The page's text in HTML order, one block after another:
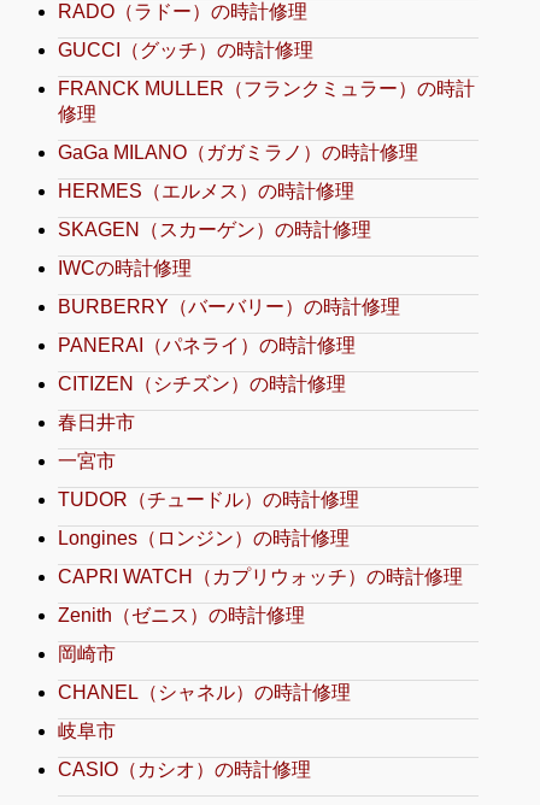
RADO（ラドー）の時計修理
GUCCI（グッチ）の時計修理
FRANCK MULLER（フランクミュラー）の時計
修理
GaGa MILANO（ガガミラノ）の時計修理
HERMES（エルメス）の時計修理
SKAGEN（スカーゲン）の時計修理
IWCの時計修理
BURBERRY（バーバリー）の時計修理
PANERAI（パネライ）の時計修理
CITIZEN（シチズン）の時計修理
春日井市
一宮市
TUDOR（チュードル）の時計修理
Longines（ロンジン）の時計修理
CAPRI WATCH（カプリウォッチ）の時計修理
Zenith（ゼニス）の時計修理
岡崎市
CHANEL（シャネル）の時計修理
岐阜市
CASIO（カシオ）の時計修理